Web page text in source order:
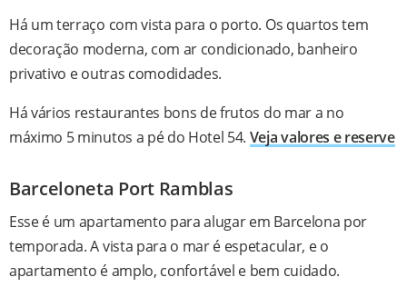
Há um terraço com vista para o porto. Os quartos tem
decoração moderna, com ar condicionado, banheiro
privativo e outras comodidades.
Há vários restaurantes bons de frutos do mar a no
máximo 5 minutos a pé do Hotel 54. Veja valores e reserve
Barceloneta Port Ramblas
Esse é um apartamento para alugar em Barcelona por
temporada. A vista para o mar é espetacular, e o
apartamento é amplo, confortável e bem cuidado.